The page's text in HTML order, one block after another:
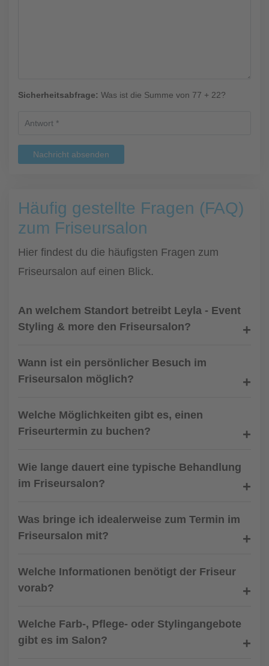
Sicherheitsabfrage: Was ist die Summe von 77 + 22?
Nachricht absenden
Häufig gestellte Fragen (FAQ)
zum Friseursalon
Hier findest du die häufigsten Fragen zum
Friseursalon auf einen Blick.
An welchem Standort betreibt Leyla - Event
Styling & more den Friseursalon?
Wann ist ein persönlicher Besuch im
Friseursalon möglich?
Welche Möglichkeiten gibt es, einen
Friseurtermin zu buchen?
Wie lange dauert eine typische Behandlung
im Friseursalon?
Was bringe ich idealerweise zum Termin im
Friseursalon mit?
Welche Informationen benötigt der Friseur
vorab?
Welche Farb-, Pflege- oder Stylingangebote
gibt es im Salon?